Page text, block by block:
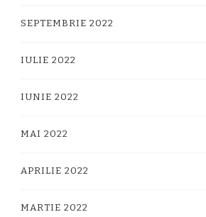
SEPTEMBRIE 2022
IULIE 2022
IUNIE 2022
MAI 2022
APRILIE 2022
MARTIE 2022